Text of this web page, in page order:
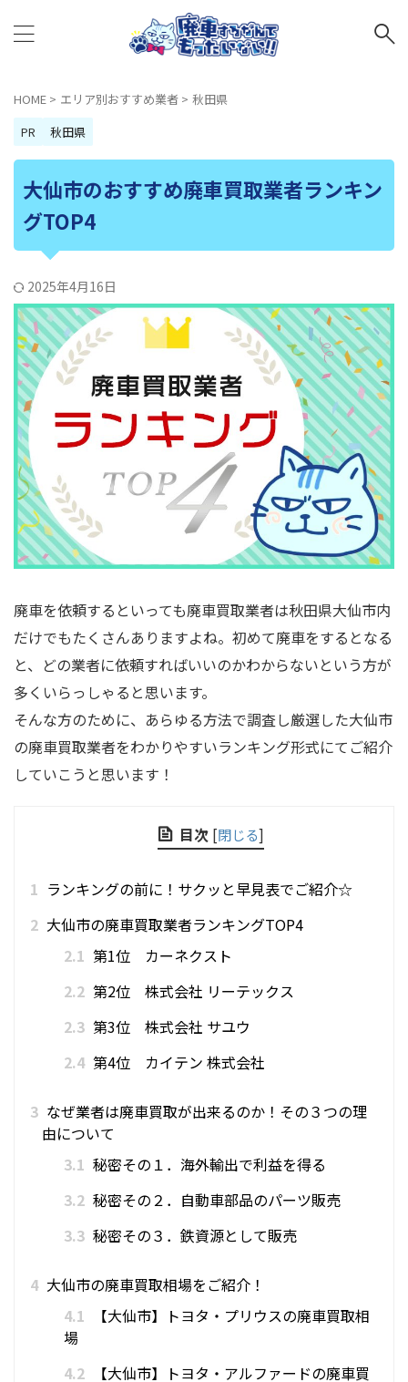
HOME > エリア別おすすめ業者 > 秋田県
PR
秋田県
大仙市のおすすめ廃車買取業者ランキン
グTOP4
2025年4月16日
廃車を依頼するといっても廃車買取業者は秋田県大仙市内
だけでもたくさんありますよね。初めて廃車をするとなる
と、どの業者に依頼すればいいのかわからないという方が
多くいらっしゃると思います。
そんな方のために、あらゆる方法で調査し厳選した大仙市
の廃車買取業者をわかりやすいランキング形式にてご紹介
していこうと思います！
目次 [閉じる]
1 ランキングの前に！サクッと早見表でご紹介☆
2 大仙市の廃車買取業者ランキングTOP4
2.1 第1位 カーネクスト
2.2 第2位 株式会社 リーテックス
2.3 第3位 株式会社 サユウ
2.4 第4位 カイテン 株式会社
3 なぜ業者は廃車買取が出来るのか！その３つの理
由について
3.1 秘密その１．海外輸出で利益を得る
3.2 秘密その２．自動車部品のパーツ販売
3.3 秘密その３．鉄資源として販売
4 大仙市の廃車買取相場をご紹介！
4.1
【大仙市】トヨタ・プリウスの廃車買取相
場
4.2
【大仙市】トヨタ・アルファードの廃車買